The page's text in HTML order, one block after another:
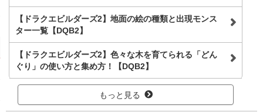
【ドラクエビルダーズ2】地面の絵の種類と出現モンス
ター一覧【DQB2】
【ドラクエビルダーズ2】色々な木を育てられる「どん
ぐり」の使い方と集め方！【DQB2】
もっと見る